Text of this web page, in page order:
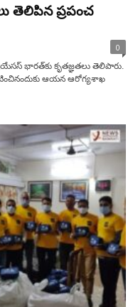
తెలిపిన ప్రపంచ
0
భారత్‌కు కృతజ్ఞతలు తెలిపారు.
ఆయన ఆరోగ్యశాఖ